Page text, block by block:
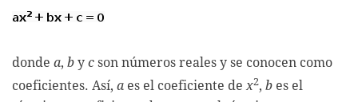
donde a, b y c son números reales y se conocen como
coeficientes. Así, a es el coeficiente dex2, b es el